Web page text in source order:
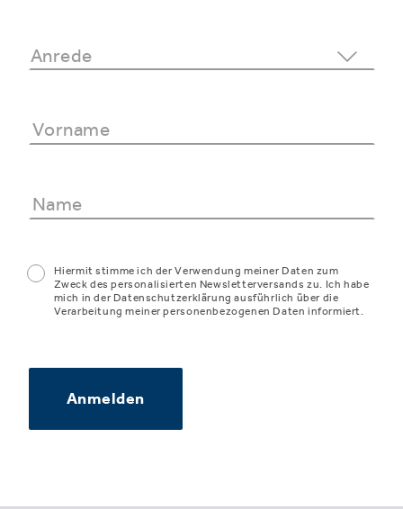
Hiermit stimme ich der Verwendung meiner Daten zum
Zweck des personalisierten Newsletterversands zu. Ich habe
mich in der Datenschutzerklärung ausführlich über die
Verarbeitung meiner personenbezogenen Daten informiert.
Anmelden